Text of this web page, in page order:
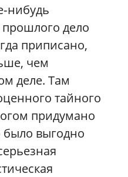
дело
приписано,
чем
деле. Там
тайного
придумано
выгодно